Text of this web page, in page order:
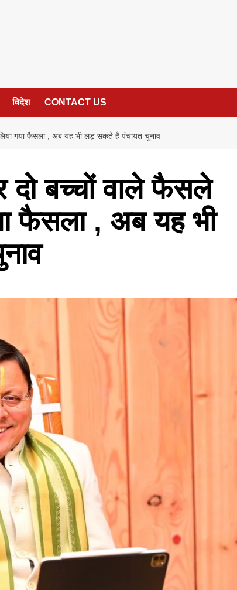
विदेश CONTACT US
गया फैसला , अब यह भी लड़ सकते है पंचायत चुनाव
दो बच्चों वाले फैसले
फैसला , अब यह भी